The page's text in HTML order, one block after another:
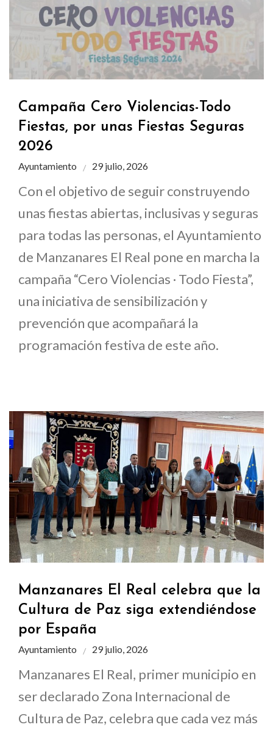
Campaña Cero Violencias-Todo
Fiestas, por unas Fiestas Seguras
2026
Ayuntamiento 29 julio, 2026
Con el objetivo de seguir construyendo
unas fiestas abiertas, inclusivas y seguras
para todas las personas, el Ayuntamiento
de Manzanares El Real pone en marcha la
campaña “Cero Violencias · Todo Fiesta”,
una iniciativa de sensibilización y
prevención que acompañará la
programación festiva de este año.
Manzanares El Real celebra que la
Cultura de Paz siga extendiéndose
por España
Ayuntamiento 29 julio, 2026
Manzanares El Real, primer municipio en
ser declarado Zona Internacional de
Cultura de Paz, celebra que cada vez más